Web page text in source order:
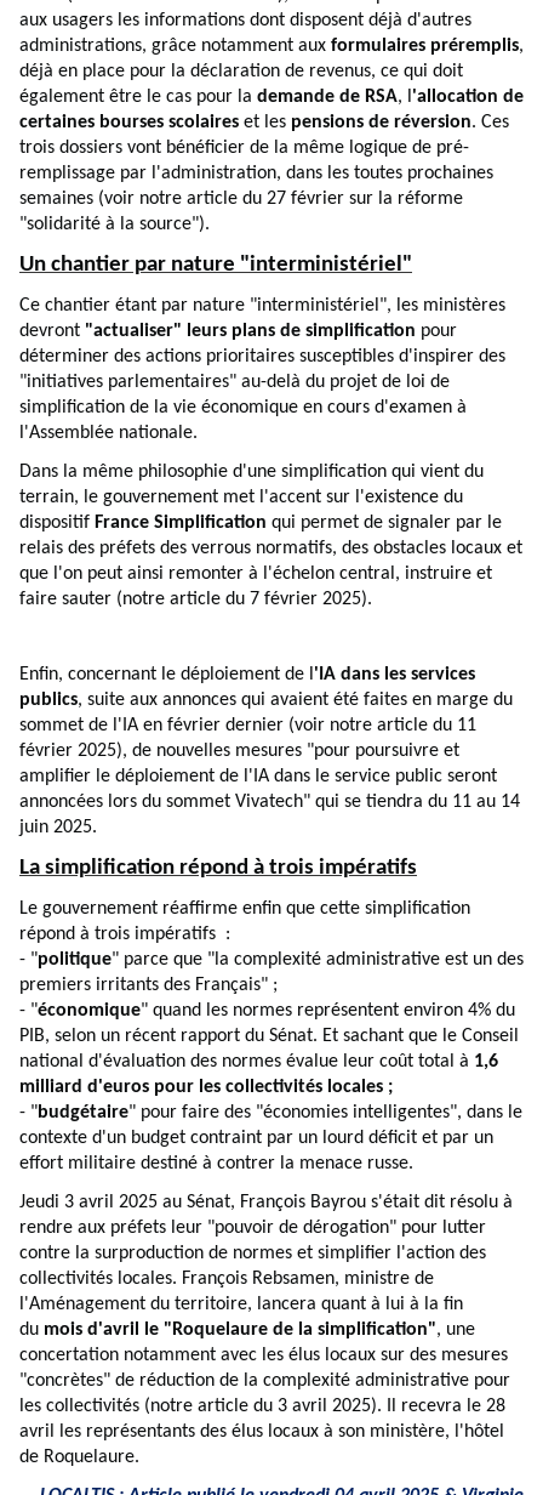
aux usagers les informations dont disposent déjà d'autres
administrations, grâce notamment aux formulaires préremplis,
déjà en place pour la déclaration de revenus, ce qui doit
également être le cas pour la demande de RSA, l 'allocation de
certaines bourses scolaires et les pensions de réversion. Ces
trois dossiers vont bénéficier de la même logique de pré-
remplissage par l'administration, dans les toutes prochaines
semaines (voir notre article du 27 février sur la réforme
"solidarité à la source").
Un chantier par nature "interministériel"
Ce chantier étant par nature "interministériel", les ministères
devront "actualiser" leurs plans de simplification pour
déterminer des actions prioritaires susceptibles d'inspirer des
"initiatives parlementaires" au-delà du projet de loi de
simplification de la vie économique en cours d'examen à
l'Assemblée nationale.
Dans la même philosophie d'une simplification qui vient du
terrain, le gouvernement met l'accent sur l'existence du
dispositif France Simplification qui permet de signaler par le
relais des préfets des verrous normatifs, des obstacles locaux et
que l'on peut ainsi remonter à l'échelon central, instruire et
faire sauter (notre article du 7 février 2025).
Enfin, concernant le déploiement de l 'IA dans les services
publics, suite aux annonces qui avaient été faites en marge du
sommet de l'IA en février dernier (voir notre article du 11
février 2025), de nouvelles mesures "pour poursuivre et
amplifier le déploiement de l'IA dans le service public seront
annoncées lors du sommet Vivatech" qui se tiendra du 11 au 14
juin 2025.
La simplification répond à trois impératifs
Le gouvernement réaffirme enfin que cette simplification
répond à trois impératifs :
- "politique" parce que "la complexité administrative est un des
premiers irritants des Français" ;
- "économique" quand les normes représentent environ 4% du
PIB, selon un récent rapport du Sénat. Et sachant que le Conseil
national d'évaluation des normes évalue leur coût total à 1,6
milliard d'euros pour les collectivités locales ;
- "budgétaire" pour faire des "économies intelligentes", dans le
contexte d'un budget contraint par un lourd déficit et par un
effort militaire destiné à contrer la menace russe.
Jeudi 3 avril 2025 au Sénat, François Bayrou s'était dit résolu à
rendre aux préfets leur "pouvoir de dérogation" pour lutter
contre la surproduction de normes et simplifier l'action des
collectivités locales. François Rebsamen, ministre de
l'Aménagement du territoire, lancera quant à lui à la fin
du mois d'avril le "Roquelaure de la simplification", une
concertation notamment avec les élus locaux sur des mesures
"concrètes" de réduction de la complexité administrative pour
les collectivités (notre article du 3 avril 2025). Il recevra le 28
avril les représentants des élus locaux à son ministère, l'hôtel
de Roquelaure.